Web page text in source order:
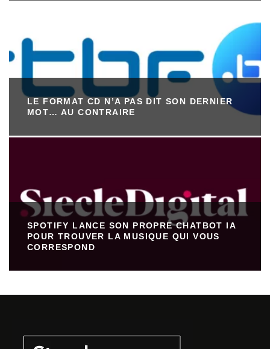
LE FORMAT CD N’A PAS DIT SON DERNIER
MOT… AU CONTRAIRE
SPOTIFY LANCE SON PROPRE CHATBOT IA
POUR TROUVER LA MUSIQUE QUI VOUS
CORRESPOND